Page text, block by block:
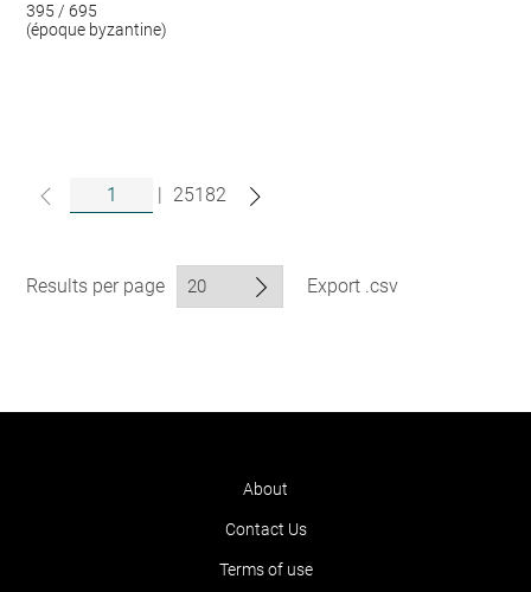
395 / 695
(époque byzantine)
| 25182
Results per page Export .csv
About
Contact Us
Terms of use